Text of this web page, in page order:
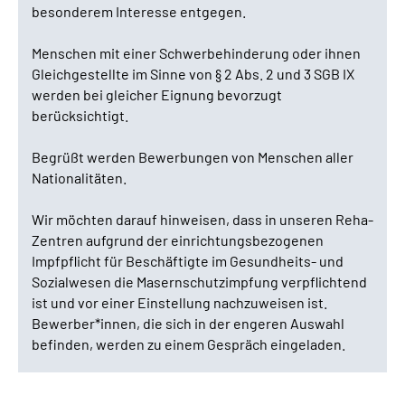
besonderem Interesse entgegen.
Menschen mit einer Schwerbehinderung oder ihnen
Gleichgestellte im Sinne von § 2 Abs. 2 und 3 SGB IX
werden bei gleicher Eignung bevorzugt
berücksichtigt.
Begrüßt werden Bewerbungen von Menschen aller
Nationalitäten.
Wir möchten darauf hinweisen, dass in unseren Reha-
Zentren aufgrund der einrichtungsbezogenen
Impfpflicht für Beschäftigte im Gesundheits- und
Sozialwesen die Masernschutzimpfung verpflichtend
ist und vor einer Einstellung nachzuweisen ist.
Bewerber*innen, die sich in der engeren Auswahl
befinden, werden zu einem Gespräch eingeladen.